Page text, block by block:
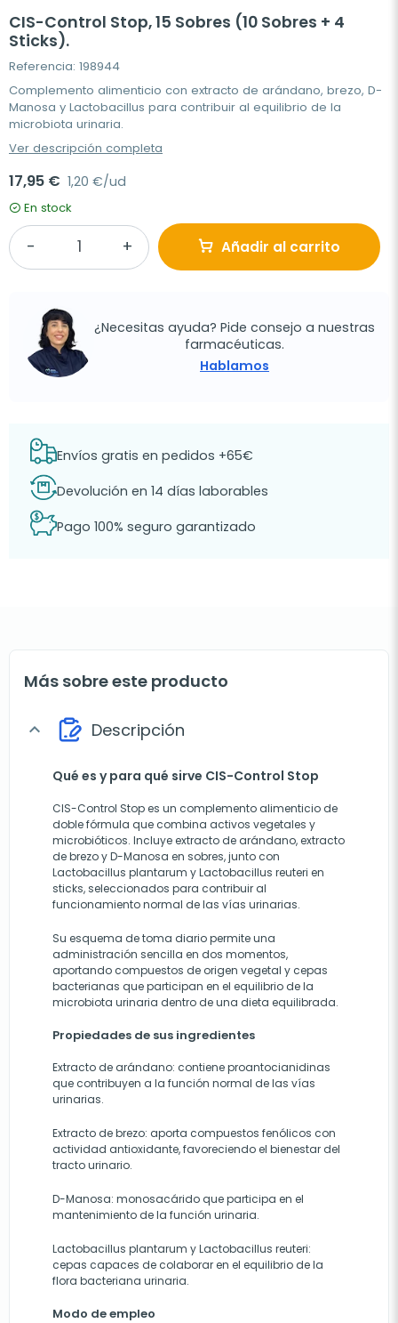
CIS-Control Stop, 15 Sobres (10 Sobres + 4
Sticks).
Referencia: 198944
Complemento alimenticio con extracto de arándano, brezo, D-
Manosa y Lactobacillus para contribuir al equilibrio de la
microbiota urinaria.
Ver descripción completa
17,95 € 1,20 €/ud
En stock
Añadir al carrito
¿Necesitas ayuda? Pide consejo a nuestras
farmacéuticas.
Hablamos
Envíos gratis en pedidos +65€
Devolución en 14 días laborables
Pago 100% seguro garantizado
Más sobre este producto
expand_more Descripción
Qué es y para qué sirve CIS-Control Stop
CIS-Control Stop es un complemento alimenticio de
doble fórmula que combina activos vegetales y
microbióticos. Incluye extracto de arándano, extracto
de brezo y D-Manosa en sobres, junto con
Lactobacillus plantarum y Lactobacillus reuteri en
sticks, seleccionados para contribuir al
funcionamiento normal de las vías urinarias.
Su esquema de toma diario permite una
administración sencilla en dos momentos,
aportando compuestos de origen vegetal y cepas
bacterianas que participan en el equilibrio de la
microbiota urinaria dentro de una dieta equilibrada.
Propiedades de sus ingredientes
Extracto de arándano: contiene proantocianidinas
que contribuyen a la función normal de las vías
urinarias.
Extracto de brezo: aporta compuestos fenólicos con
actividad antioxidante, favoreciendo el bienestar del
tracto urinario.
D-Manosa: monosacárido que participa en el
mantenimiento de la función urinaria.
Lactobacillus plantarum y Lactobacillus reuteri:
cepas capaces de colaborar en el equilibrio de la
flora bacteriana urinaria.
Modo de empleo